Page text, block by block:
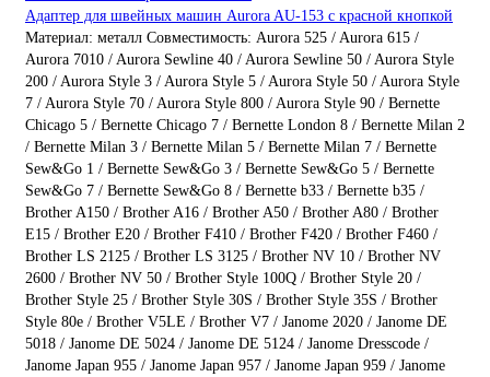
Адаптер для швейных машин Aurora AU-153 с красной кнопкой
Материал: металл Совместимость: Aurora 525 / Aurora 615 /
Aurora 7010 / Aurora Sewline 40 / Aurora Sewline 50 / Aurora Style
200 / Aurora Style 3 / Aurora Style 5 / Aurora Style 50 / Aurora Style
7 / Aurora Style 70 / Aurora Style 800 / Aurora Style 90 / Bernette
Chicago 5 / Bernette Chicago 7 / Bernette London 8 / Bernette Milan 2
/ Bernette Milan 3 / Bernette Milan 5 / Bernette Milan 7 / Bernette
Sew&Go 1 / Bernette Sew&Go 3 / Bernette Sew&Go 5 / Bernette
Sew&Go 7 / Bernette Sew&Go 8 / Bernette b33 / Bernette b35 /
Brother A150 / Brother A16 / Brother A50 / Brother A80 / Brother
E15 / Brother E20 / Brother F410 / Brother F420 / Brother F460 /
Brother LS 2125 / Brother LS 3125 / Brother NV 10 / Brother NV
2600 / Brother NV 50 / Brother Style 100Q / Brother Style 20 /
Brother Style 25 / Brother Style 30S / Brother Style 35S / Brother
Style 80e / Brother V5LE / Brother V7 / Janome 2020 / Janome DE
5018 / Janome DE 5024 / Janome DE 5124 / Janome Dresscode /
Janome Japan 955 / Janome Japan 957 / Janome Japan 959 / Janome